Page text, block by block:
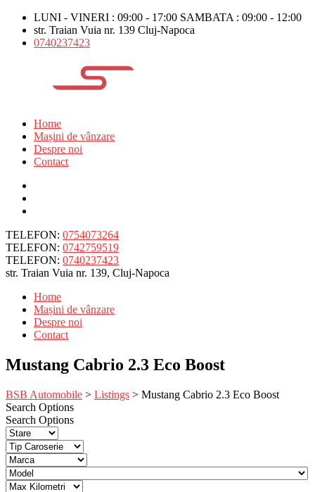
LUNI - VINERI : 09:00 - 17:00 SAMBATA : 09:00 - 12:00
str. Traian Vuia nr. 139 Cluj-Napoca
0740237423
Home
Mașini de vânzare
Despre noi
Contact
TELEFON: 0754073264
TELEFON: 0742759519
TELEFON: 0740237423
str. Traian Vuia nr. 139, Cluj-Napoca
Home
Mașini de vânzare
Despre noi
Contact
Mustang Cabrio 2.3 Eco Boost
BSB Automobile > Listings > Mustang Cabrio 2.3 Eco Boost
Search Options
Search Options